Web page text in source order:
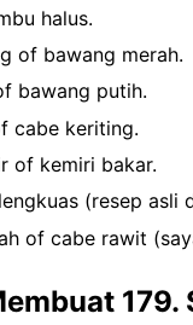
halus.
of bawang merah.
bawang putih.
cabe keriting.
of kemiri bakar.
(resep asli
of cabe rawit